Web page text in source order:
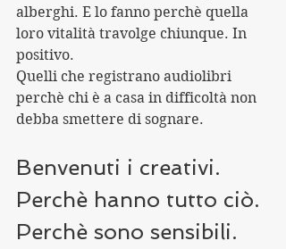
alberghi. E lo fanno perchè quella
loro vitalità travolge chiunque. In
positivo.
Quelli che registrano audiolibri
perchè chi è a casa in difficoltà non
debba smettere di sognare.
Benvenuti i creativi.
Perchè hanno tutto ciò.
Perchè sono sensibili.